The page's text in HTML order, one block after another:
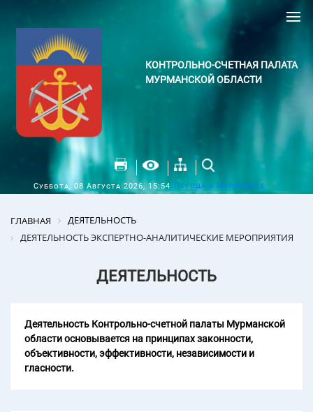
КОНТРОЛЬНО-СЧЕТНАЯ ПАЛАТА
МУРМАНСКОЙ ОБЛАСТИ
Суббота, 08 Августа 2026, 15:54 Погода в Мурманске
ГЛАВНАЯ
ДЕЯТЕЛЬНОСТЬ
ДЕЯТЕЛЬНОСТЬ ЭКСПЕРТНО-АНАЛИТИЧЕСКИЕ МЕРОПРИЯТИЯ
ДЕЯТЕЛЬНОСТЬ
Деятельность Контрольно-счетной палаты Мурманской
области основывается на принципах законности,
объективности, эффективности, независимости и
гласности.